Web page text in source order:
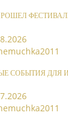
СОБЫТИЯ ДЛЯ